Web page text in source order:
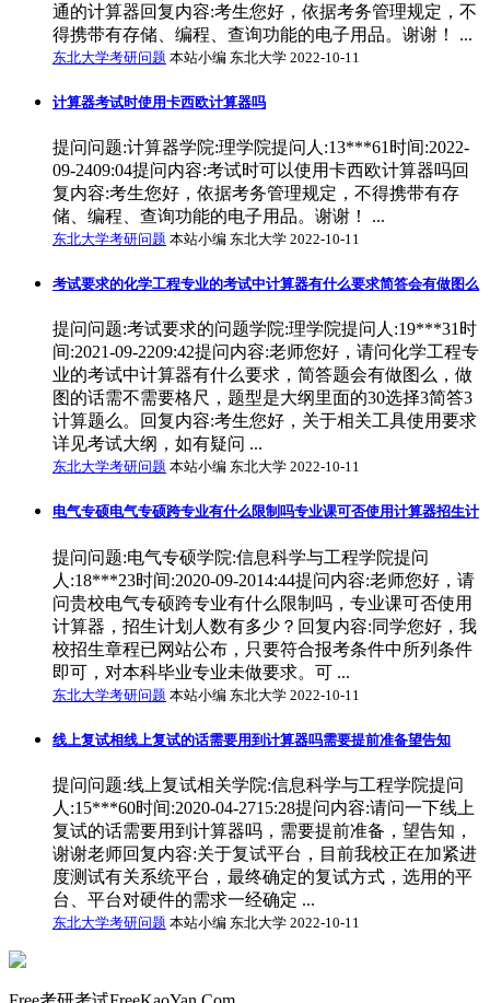
通的计算器回复内容:考生您好，依据考务管理规定，不
得携带有存储、编程、查询功能的电子用品。谢谢！ ...
东北大学考研问题 本站小编 东北大学 2022-10-11
计算器考试时使用卡西欧计算器吗
提问问题:计算器学院:理学院提问人:13***61时间:2022-
09-2409:04提问内容:考试时可以使用卡西欧计算器吗回
复内容:考生您好，依据考务管理规定，不得携带有存
储、编程、查询功能的电子用品。谢谢！ ...
东北大学考研问题 本站小编 东北大学 2022-10-11
考试要求的化学工程专业的考试中计算器有什么要求简答会有做图么
提问问题:考试要求的问题学院:理学院提问人:19***31时
间:2021-09-2209:42提问内容:老师您好，请问化学工程专
业的考试中计算器有什么要求，简答题会有做图么，做
图的话需不需要格尺，题型是大纲里面的30选择3简答3
计算题么。回复内容:考生您好，关于相关工具使用要求
详见考试大纲，如有疑问 ...
东北大学考研问题 本站小编 东北大学 2022-10-11
电气专硕电气专硕跨专业有什么限制吗专业课可否使用计算器招生计
提问问题:电气专硕学院:信息科学与工程学院提问
人:18***23时间:2020-09-2014:44提问内容:老师您好，请
问贵校电气专硕跨专业有什么限制吗，专业课可否使用
计算器，招生计划人数有多少？回复内容:同学您好，我
校招生章程已网站公布，只要符合报考条件中所列条件
即可，对本科毕业专业未做要求。可 ...
东北大学考研问题 本站小编 东北大学 2022-10-11
线上复试相线上复试的话需要用到计算器吗需要提前准备望告知
提问问题:线上复试相关学院:信息科学与工程学院提问
人:15***60时间:2020-04-2715:28提问内容:请问一下线上
复试的话需要用到计算器吗，需要提前准备，望告知，
谢谢老师回复内容:关于复试平台，目前我校正在加紧进
度测试有关系统平台，最终确定的复试方式，选用的平
台、平台对硬件的需求一经确定 ...
东北大学考研问题 本站小编 东北大学 2022-10-11